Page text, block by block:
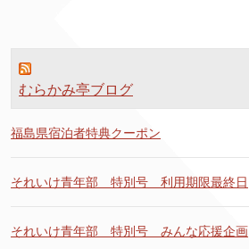
むらかみ亭ブログ
福島県宿泊者特典クーポン
それいけ青年部 特別号 利用期限最終日
それいけ青年部 特別号 みんな応援企画